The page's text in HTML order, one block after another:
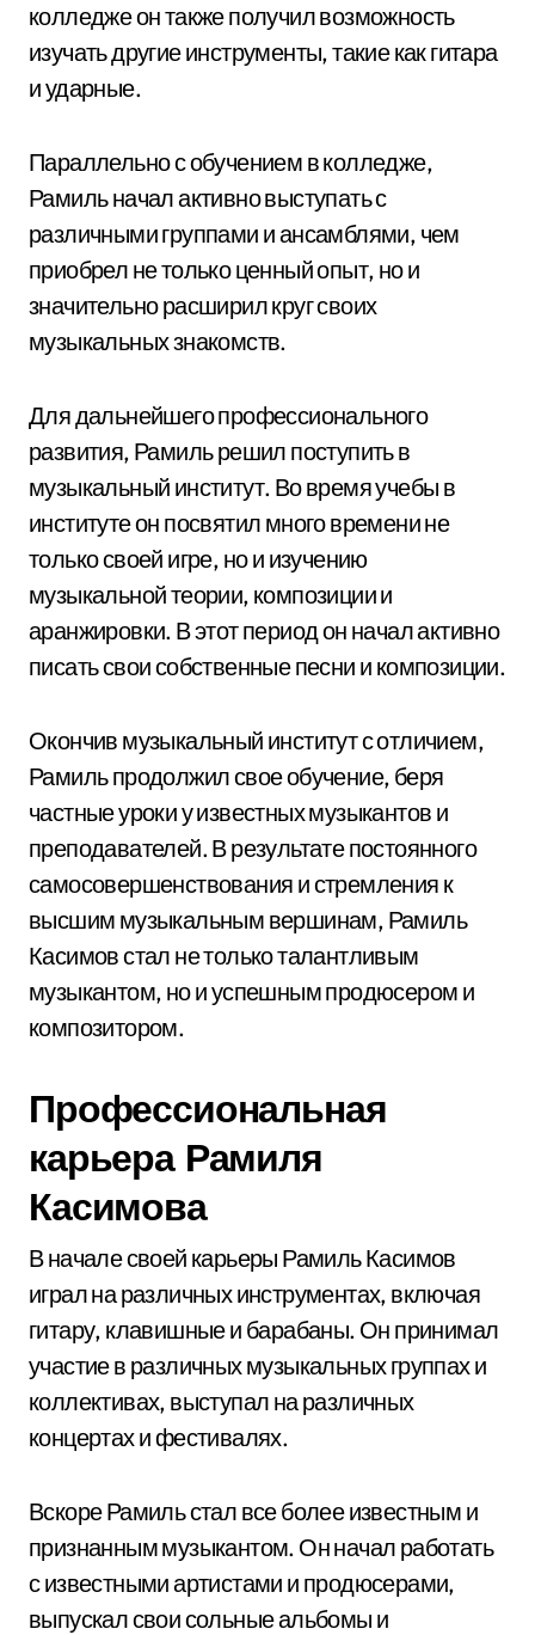
колледже он также получил возможность
изучать другие инструменты, такие как гитара
и ударные.
Параллельно с обучением в колледже,
Рамиль начал активно выступать с
различными группами и ансамблями, чем
приобрел не только ценный опыт, но и
значительно расширил круг своих
музыкальных знакомств.
Для дальнейшего профессионального
развития, Рамиль решил поступить в
музыкальный институт. Во время учебы в
институте он посвятил много времени не
только своей игре, но и изучению
музыкальной теории, композиции и
аранжировки. В этот период он начал активно
писать свои собственные песни и композиции.
Окончив музыкальный институт с отличием,
Рамиль продолжил свое обучение, беря
частные уроки у известных музыкантов и
преподавателей. В результате постоянного
самосовершенствования и стремления к
высшим музыкальным вершинам, Рамиль
Касимов стал не только талантливым
музыкантом, но и успешным продюсером и
композитором.
Профессиональная
карьера Рамиля
Касимова
В начале своей карьеры Рамиль Касимов
играл на различных инструментах, включая
гитару, клавишные и барабаны. Он принимал
участие в различных музыкальных группах и
коллективах, выступал на различных
концертах и фестивалях.
Вскоре Рамиль стал все более известным и
признанным музыкантом. Он начал работать
с известными артистами и продюсерами,
выпускал свои сольные альбомы и